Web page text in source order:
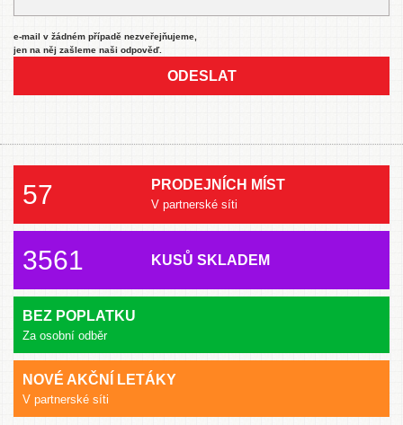
e-mail v žádném případě nezveřejňujeme,
jen na něj zašleme naši odpověď.
ODESLAT
57 PRODEJNÍCH MÍST
V partnerské síti
3561 KUSŮ SKLADEM
BEZ POPLATKU
Za osobní odběr
NOVÉ AKČNÍ LETÁKY
V partnerské síti